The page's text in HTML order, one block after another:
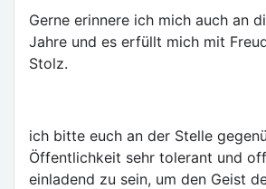
Gerne erinnere ich mich auch an
Jahre und es erfüllt mich mit
Stolz.
ich bitte euch an der Stelle
Öffentlichkeit sehr tolerant und
einladend zu sein, um den Geist